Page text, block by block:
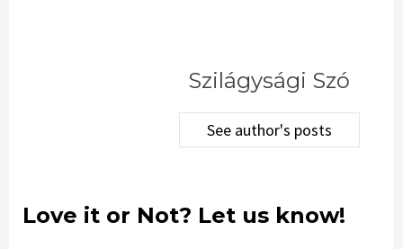
Szilágysági Szó
See author's posts
Love it or Not? Let us know!